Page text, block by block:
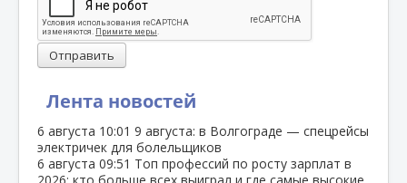
Лента новостей
6 августа 10:01 9 августа: в Волгограде — спецрейсы
электричек для болельщиков
6 августа 09:51 Топ профессий по росту зарплат в
Отправить